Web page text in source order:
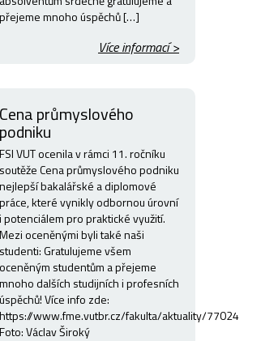
přejeme mnoho úspěchů […]
Více informací >
Cena průmyslového
podniku
FSI VUT ocenila v rámci 11. ročníku
soutěže Cena průmyslového podniku
nejlepší bakalářské a diplomové
práce, které vynikly odbornou úrovní
i potenciálem pro praktické využití.
Mezi oceněnými byli také naši
studenti: Gratulujeme všem
oceněným studentům a přejeme
mnoho dalších studijních i profesních
úspěchů! Více info zde:
https://www.fme.vutbr.cz/fakulta/aktuality/77024
Foto: Václav Široký